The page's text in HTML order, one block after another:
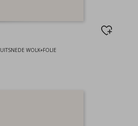
UITSNEDE WOLK+FOLIE